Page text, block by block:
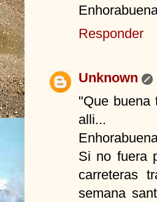
Responder
Unknown
"Que buena
alli...
Si no fuera
carreteras
semana